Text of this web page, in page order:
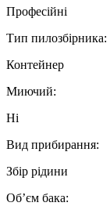
Професійні
Тип пилозбірника:
Контейнер
Миючий:
Ні
Вид прибирання:
Збір рідини
Об’єм бака: